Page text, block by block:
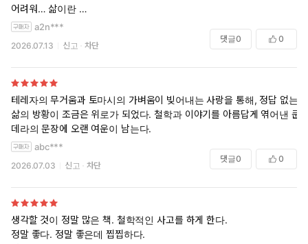
혜의 그물망이 촘촘하게 얽혀 있는 그의 작품으로는 『참을 수 없는
존재의 가벼움』『농담』『생은 다른 곳에』『불멸』『사유하는
존재의 아름다움』『이별』『느림』『정체성』『향수』 등이 있
다. 그의 작품들은 거의 모두가 탁월한 문학적 깊이를 인정받아서 메
디치 상, 클레멘트 루케 상, 유로파 상, 체코 작가 상, 컴먼웰스 상, L
A타임즈 소설상 등을 받았다. 미국 미시건 대학은 그의 문학적 공로
를 높이 평가하면서 명예박사 학위를 수여했다.
1978년에 출간된 『이별』은 유럽 최고의 권위를 자랑하는 이탈리
아 문학상 프레미오 레테라리오 몬델로 상을 수상한 작품이다. 『이
별』은 현대의 살아있는 신화라고 할 수 있다. 시간과 공간 속에 놓
인 우리의 삶을 마치 모자이크처럼 정교하게 수놓으면서 사랑을 담
아내고 있는 것이다. 시인, 소설가, 희곡작가, 평론가, 번역가 등의 거
의 모든 문학장르에서 다양한 창작활동을 하고 있으며 포스트모더니
즘 계열의 작가로서 세계적인 명성을 떨치고 있다.
최근 작품으로는 『향수』와 오늘날 현대 소설이 지닌 역사적, 사회
적, 문화적, 정치적 의의를 쿤데라만의 날카로운 시각과 풍부한 지
어려워… 삶이란 …
a2n***
2026.07.13 신고 차단
댓글0 0
테레자의 무거움과 토마시의 가벼움이 빚어내는 사랑을 통해, 정답 없는
삶의 방황이 조금은 위로가 되었다. 철학과 이야기를 아름답게 엮어낸 쿤
데라의 문장에 오랜 여운이 남는다.
abc***
2026.07.03 신고 차단
댓글0 0
생각할 것이 정말 많은 책. 철학적인 사고를 하게 한다.
정말 좋다. 정말 좋은데 찝찝하다.